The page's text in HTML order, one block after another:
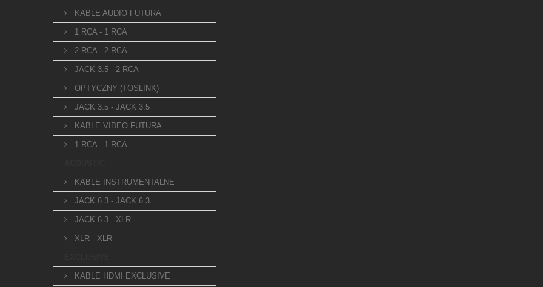
KABLE AUDIO FUTURA
1 RCA - 1 RCA
2 RCA - 2 RCA
JACK 3.5 - 2 RCA
OPTYCZNY (TOSLINK)
JACK 3.5 - JACK 3.5
KABLE VIDEO FUTURA
1 RCA - 1 RCA
KABLE INSTRUMENTALNE
JACK 6.3 - JACK 6.3
JACK 6.3 - XLR
XLR - XLR
KABLE HDMI EXCLUSIVE